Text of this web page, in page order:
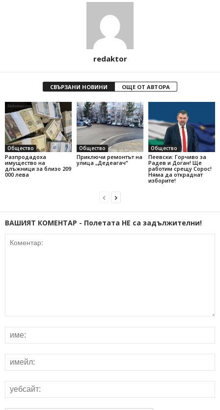
redaktor
СВЪРЗАНИ НОВИНИ ОЩЕ ОТ АВТОРА
Общество
Разпродадоха
имущество на
длъжници за близо 209
000 лева
Общество
Приключи ремонтът на
улица „Дедеагач“
Общество
Пеевски: Горчиво за
Радев и Доган! Ще
работим срещу Сорос!
Няма да откраднат
изборите!
ВАШИЯТ КОМЕНТАР - Полетата НЕ са задължителни!